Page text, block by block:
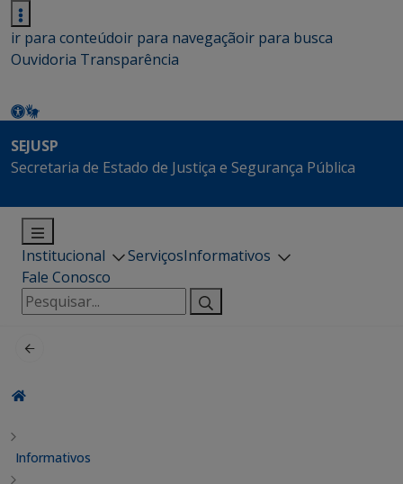
ir para conteúdoir para navegaçãoir para busca
Ouvidoria Transparência
SEJUSP
Secretaria de Estado de Justiça e Segurança Pública
Institucional ServiçosInformativos
Fale Conosco
Pesquisar
por:
Informativos